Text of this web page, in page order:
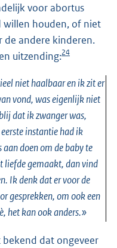
voor abortus
willen houden, of niet
de andere kinderen.
uitzending:24
niet haalbaar en ik zit er
vond, was eigenlijk niet
dat ik zwanger was,
instantie had ik
doen om de baby te
liefde gemaakt, dan vind
Ik denk dat er voor de
gesprekken, om ook een
het kan ook anders.»
dat ongeveer